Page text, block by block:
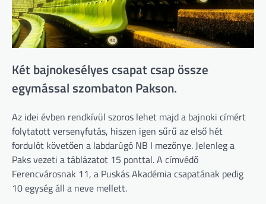
Két bajnokesélyes csapat csap össze
egymással szombaton Pakson.
Az idei évben rendkívül szoros lehet majd a bajnoki címért
folytatott versenyfutás, hiszen igen sűrű az első hét
fordulót követően a labdarúgó NB I mezőnye. Jelenleg a
Paks vezeti a táblázatot 15 ponttal. A címvédő
Ferencvárosnak 11, a Puskás Akadémia csapatának pedig
10 egység áll a neve mellett.